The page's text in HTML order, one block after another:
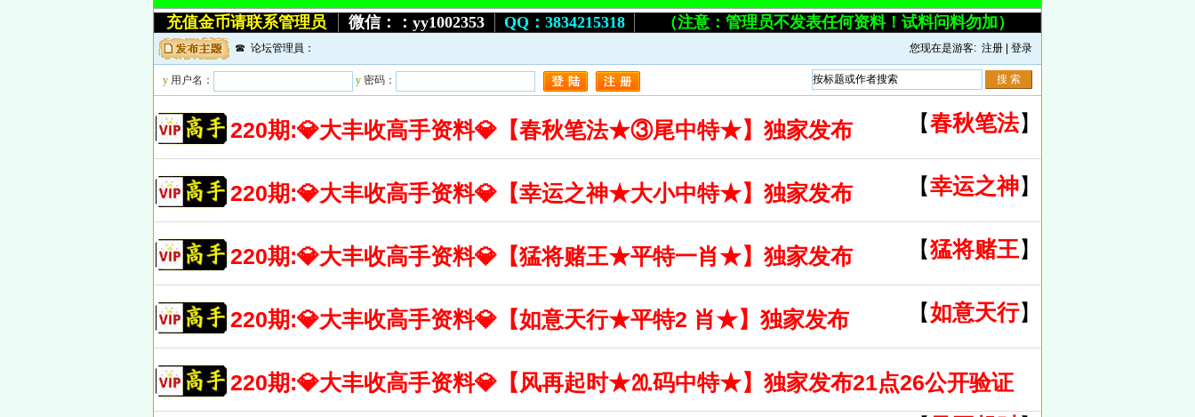
充值金币请联系管理员 微信：：yy1002353 QQ： 3834215318 （注意：管理员不发表任何资料！试料问料勿加）
☎ 论坛管理員： 您现在是游客: 注册 | 登录
y 用户名： y 密码：
220期:💎大丰收高手资料💎【春秋笔法★③尾中特★】独家发布 【春秋笔法】
220期:💎大丰收高手资料💎【幸运之神★大小中特★】独家发布 【幸运之神】
220期:💎大丰收高手资料💎【猛将赌王★平特一肖★】独家发布 【猛将赌王】
220期:💎大丰收高手资料💎【如意天行★平特2 肖★】独家发布 【如意天行】
220期:💎大丰收高手资料💎【风再起时★⒛码中特★】独家发布21点26公开验证